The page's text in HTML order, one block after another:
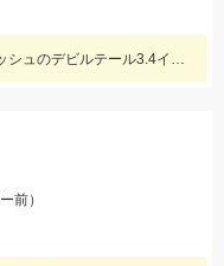
コアマンのパワーヘッド3ｇにスラッシュのデビルテール3.4インチ ホワイトシルバーで釣れました！
前）